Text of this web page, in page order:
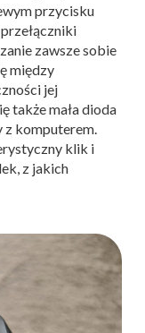
przycisku
zawsze sobie
między
jej
także mała dioda
z komputerem.
klik i
z jakich